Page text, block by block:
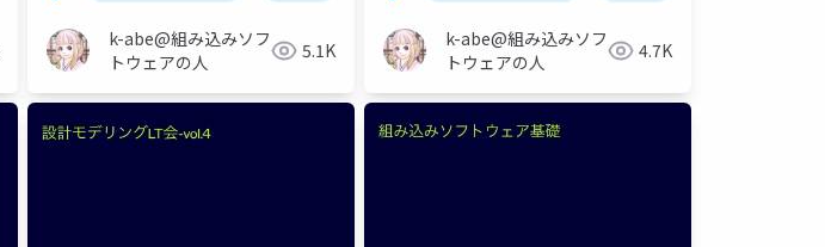
k-abe@組み込みソフ
トウェアの人
5.1K
k-abe@組み込みソフ
トウェアの人
4.7K